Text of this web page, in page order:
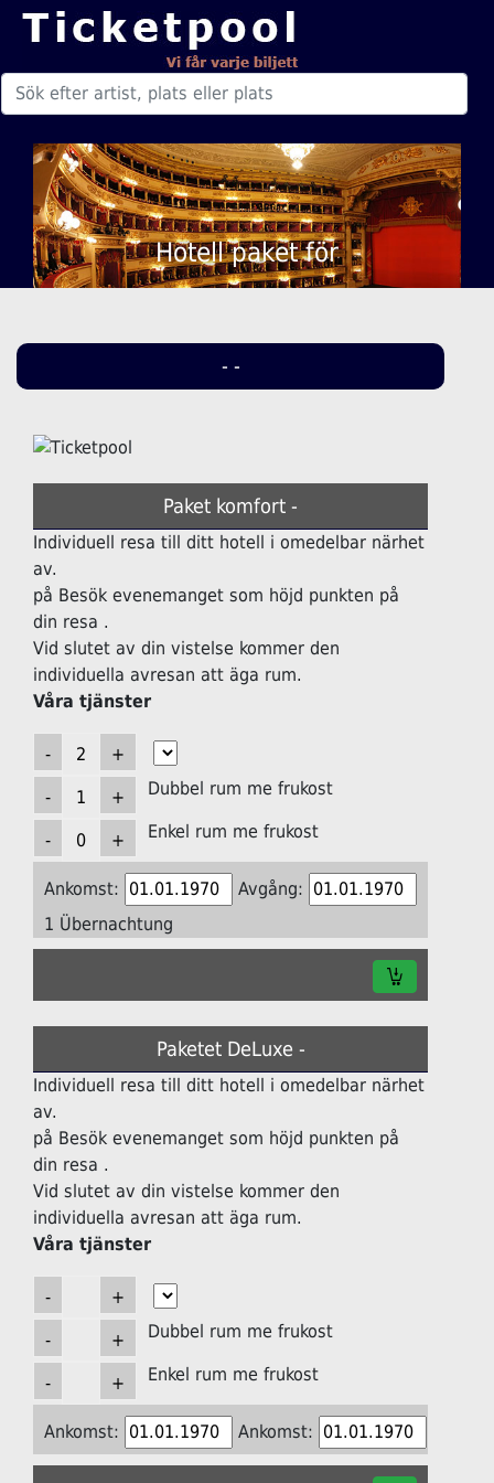
Hotell paket för
- -
Paket komfort -
Individuell resa till ditt hotell i omedelbar närhet
av.
på Besök evenemanget som höjd punkten på
din resa .
Vid slutet av din vistelse kommer den
individuella avresan att äga rum.
Våra tjänster
Dubbel rum me frukost
Enkel rum me frukost
Ankomst:
Avgång:
1 Übernachtung
Paketet DeLuxe -
Individuell resa till ditt hotell i omedelbar närhet
av.
på Besök evenemanget som höjd punkten på
din resa .
Vid slutet av din vistelse kommer den
individuella avresan att äga rum.
Våra tjänster
Dubbel rum me frukost
Enkel rum me frukost
Ankomst: Ankomst: